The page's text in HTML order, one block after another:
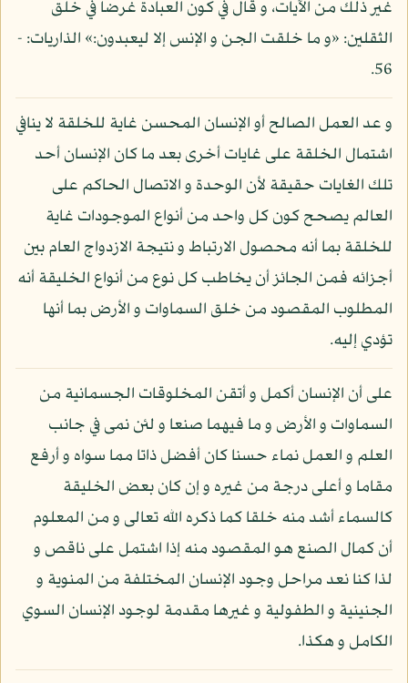
غير ذلك من الآيات، و قال في كون العبادة غرضا في خلق
الثقلين: «و ما خلقت الجن و الإنس إلا ليعبدون:» الذاريات: -
56.
و عد العمل الصالح أو الإنسان المحسن غاية للخلقة لا ينافي
اشتمال الخلقة على غايات أخرى بعد ما كان الإنسان أحد
تلك الغايات حقيقة لأن الوحدة و الاتصال الحاكم على
العالم يصحح كون كل واحد من أنواع الموجودات غاية
للخلقة بما أنه محصول الارتباط و نتيجة الازدواج العام بين
أجزائه فمن الجائز أن يخاطب كل نوع من أنواع الخليقة أنه
المطلوب المقصود من خلق السماوات و الأرض بما أنها
تؤدي إليه.
على أن الإنسان أكمل و أتقن المخلوقات الجسمانية من
السماوات و الأرض و ما فيهما صنعا و لئن نمى في جانب
العلم و العمل نماء حسنا كان أفضل ذاتا مما سواه و أرفع
مقاما و أعلى درجة من غيره و إن كان بعض الخليقة
كالسماء أشد منه خلقا كما ذكره الله تعالى و من المعلوم
أن كمال الصنع هو المقصود منه إذا اشتمل على ناقص و
لذا كنا نعد مراحل وجود الإنسان المختلفة من المنوية و
الجنينية و الطفولية و غيرها مقدمة لوجود الإنسان السوي
الكامل و هكذا.